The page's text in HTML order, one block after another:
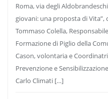
Roma, via degli
giovani: una proposta di
Tommaso Colella,
Formazione di Piglio della
Cason, volontaria e
Prevenzione e
Carlo Climati […]